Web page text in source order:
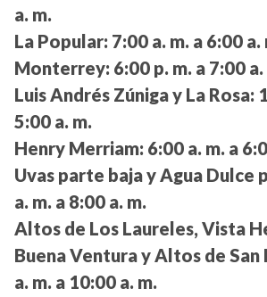
a. m.
La Popular: 7:00 a. m. a 6:00 a.
Monterrey: 6:00 p. m. a 7:00 a.
Luis Andrés Zúniga y La Rosa:
5:00 a. m.
Henry Merriam: 6:00 a. m. a
Uvas parte baja y Agua Dulce
a. m. a 8:00 a. m.
Altos de Los Laureles, Vista
Buena Ventura y Altos de San
a. m. a 10:00 a. m.